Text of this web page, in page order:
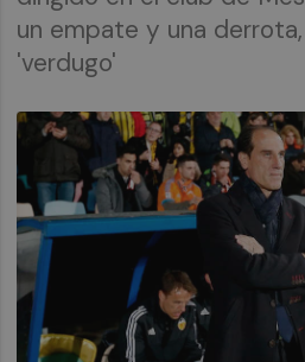
un empate y una
'verdugo'